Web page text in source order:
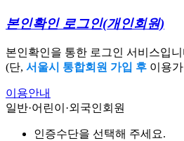
본인확인 로그인(개인회원)
본인확인을 통한 로그인 서비스입니
(단, 서울시 통합회원 가입 후 이용
이용안내
일반·어린이·외국인회원
인증수단을 선택해 주세요.